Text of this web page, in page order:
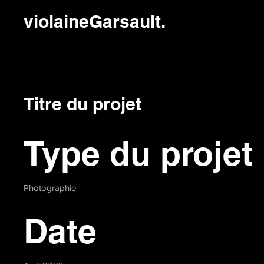
violaineGarsault.
Titre du projet
Type du projet
Photographie
Date